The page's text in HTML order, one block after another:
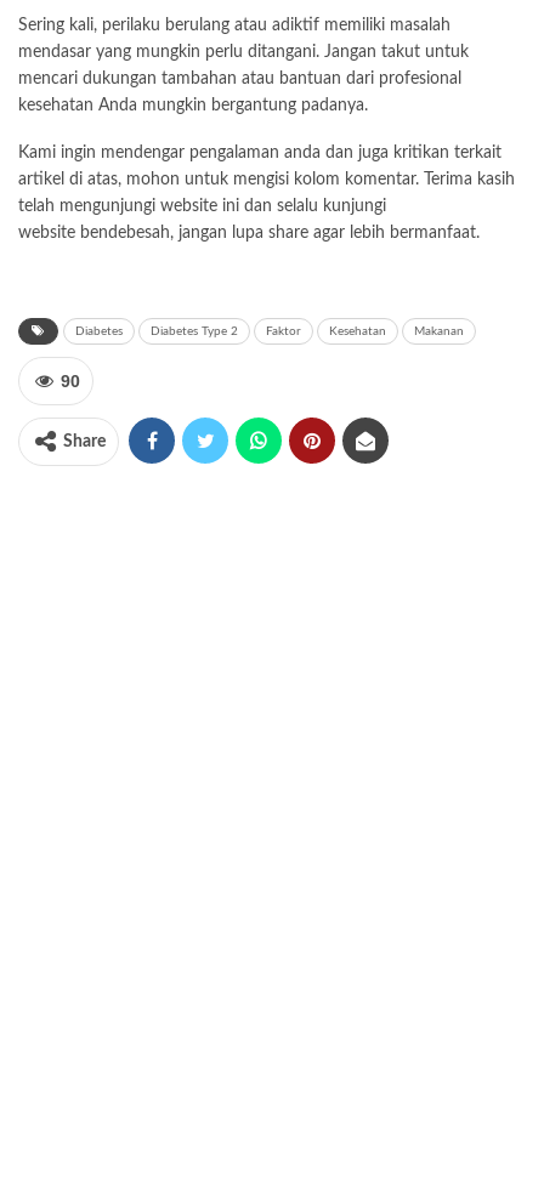
Sering kali, perilaku berulang atau adiktif memiliki masalah
mendasar yang mungkin perlu ditangani. Jangan takut untuk
mencari dukungan tambahan atau bantuan dari profesional
kesehatan Anda mungkin bergantung padanya.
Kami ingin mendengar pengalaman anda dan juga kritikan terkait
artikel di atas, mohon untuk mengisi kolom komentar. Terima kasih
telah mengunjungi website ini dan selalu kunjungi
website bendebesah, jangan lupa share agar lebih bermanfaat.
Diabetes Diabetes Type 2 Faktor Kesehatan Makanan
90
Share